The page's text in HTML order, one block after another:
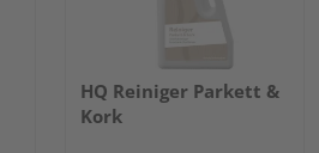
HQ Reiniger Parkett &
Kork